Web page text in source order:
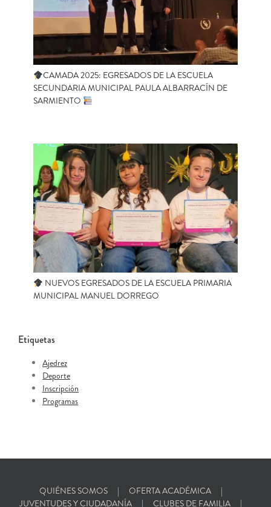
CAMADA 2025: EGRESADOS DE LA ESCUELA
SECUNDARIA MUNICIPAL PAULA ALBARRACÍN DE
SARMIENTO
NUEVOS EGRESADOS DE LA ESCUELA PRIMARIA
MUNICIPAL MANUEL DORREGO
Etiquetas
Ajedrez
Deporte
Inscripción
Programas
QUIÉNES SOMOS
OFERTA ACADÉMICA
JUVENTUDES Y CIUDADANÍA
CLUBES DE FAMILIA